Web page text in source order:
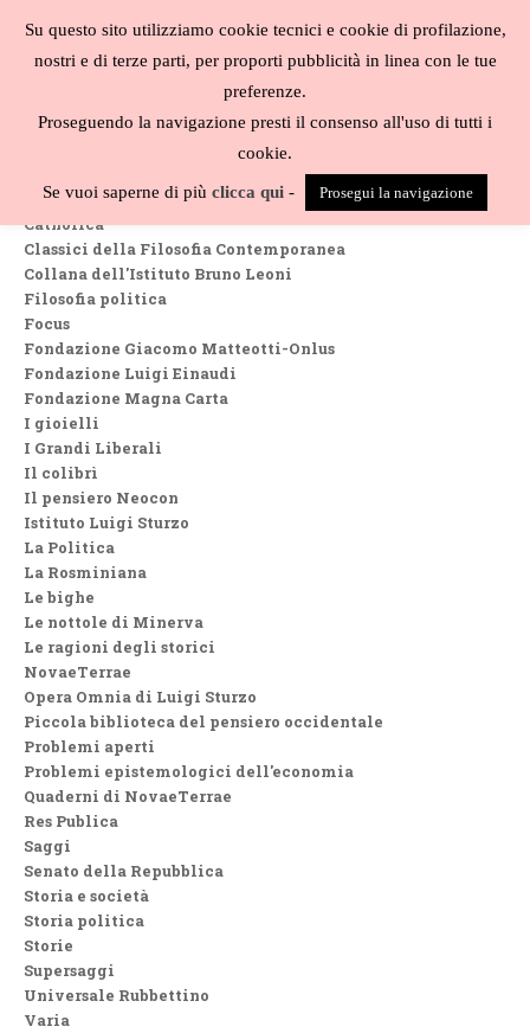
contenuto
Collane
Biblioteca di studi filosofici
Catholica
Classici della Filosofia Contemporanea
Collana dell'Istituto Bruno Leoni
Filosofia politica
Focus
Fondazione Giacomo Matteotti-Onlus
Fondazione Luigi Einaudi
Fondazione Magna Carta
I gioielli
I Grandi Liberali
Il colibrì
Il pensiero Neocon
Istituto Luigi Sturzo
La Politica
La Rosminiana
Le bighe
Le nottole di Minerva
Le ragioni degli storici
NovaeTerrae
Opera Omnia di Luigi Sturzo
Piccola biblioteca del pensiero occidentale
Problemi aperti
Problemi epistemologici dell'economia
Quaderni di NovaeTerrae
Res Publica
Saggi
Senato della Repubblica
Storia e società
Storia politica
Storie
Supersaggi
Universale Rubbettino
Varia
Su questo sito utilizziamo cookie tecnici e cookie di profilazione,
nostri e di terze parti, per proporti pubblicità in linea con le tue
preferenze.
Proseguendo la navigazione presti il consenso all'uso di tutti i
cookie.
Se vuoi saperne di più clicca qui - Prosegui la navigazione